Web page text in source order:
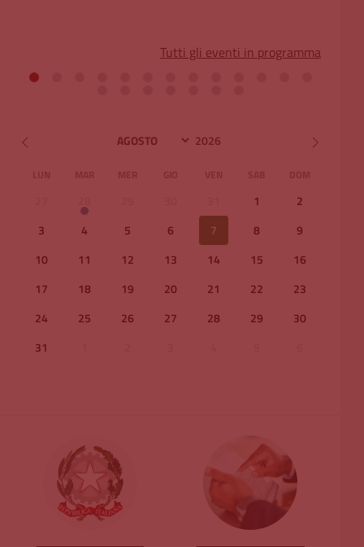
Tutti gli eventi in programma
1
2
3
4 5 6 7 8
9
10
11 12 13 14 15
16
17
18 19 20 21 22
23
24
25 26 27 28 29
30
31